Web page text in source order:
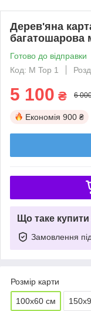
Дерев'яна
багатошарова
Готово до відправки
Код: M Top 1
5 100 ₴ 6
Економія 900 ₴
Що таке
Замовлення
Розмір карти
100х60 см